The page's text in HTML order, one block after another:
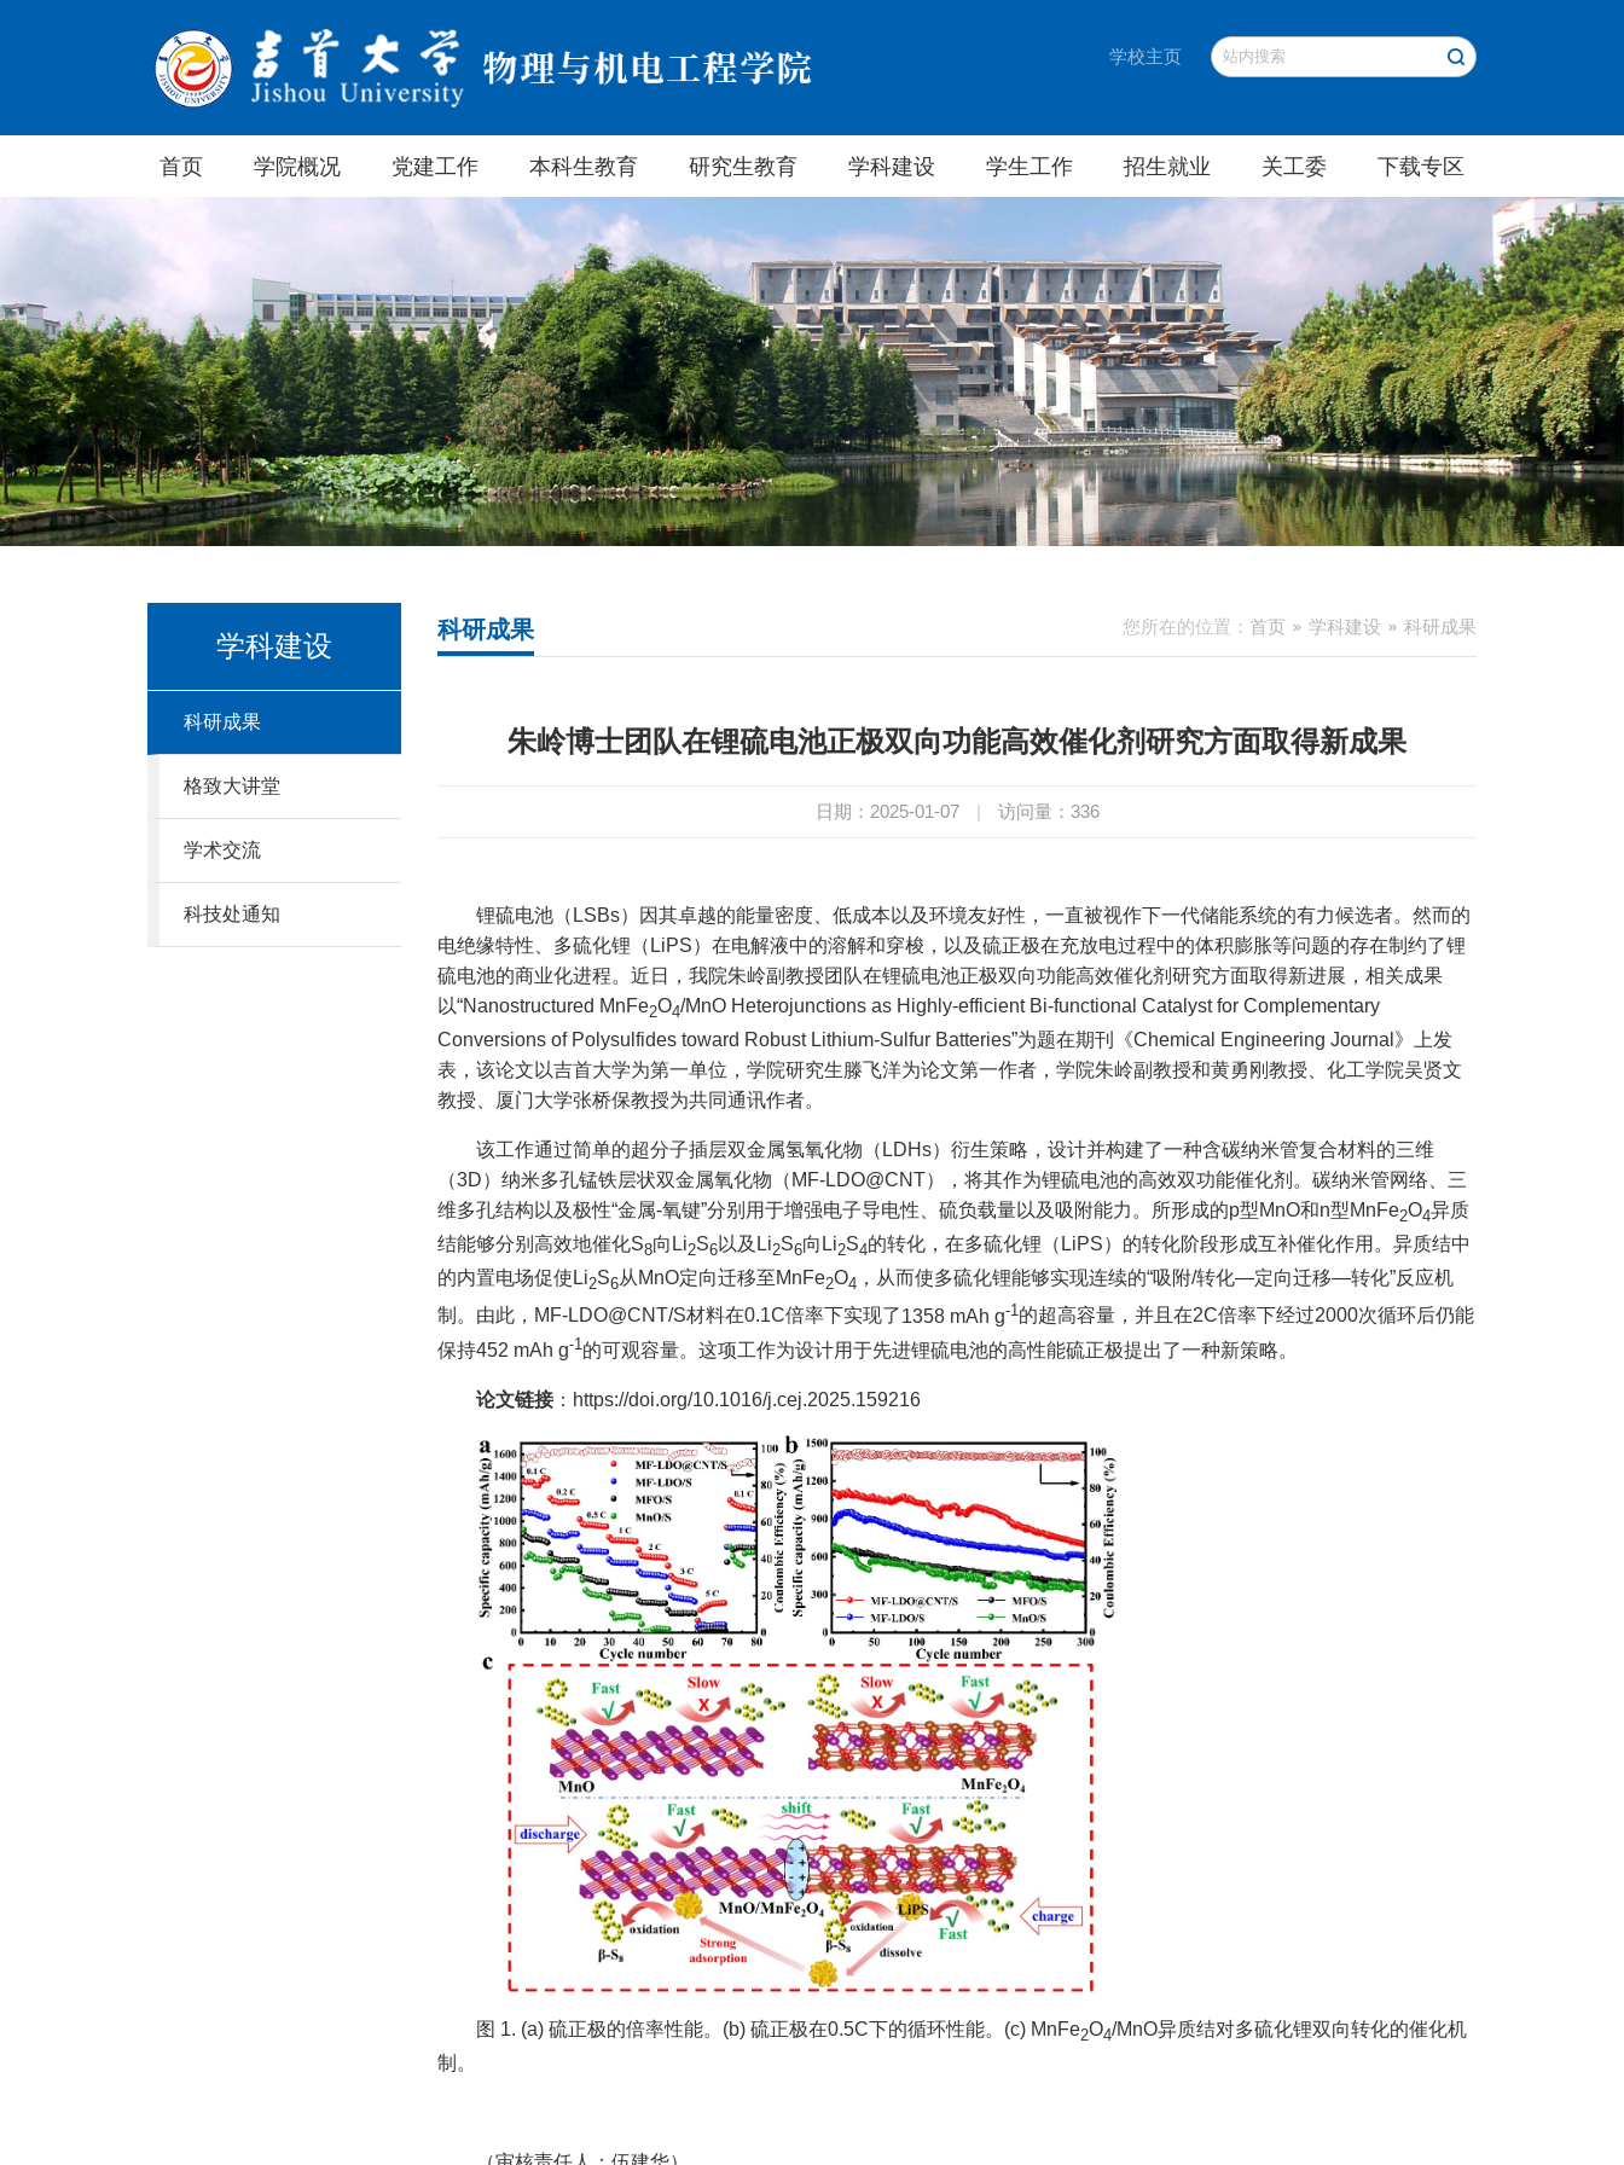
学校主页
首页 学院概况 党建工作 本科生教育 研究生教育 学科建设 学生工作 招生就业 关工委 下载专区
学科建设
科研成果
格致大讲堂
学术交流
科技处通知
您所在的位置： 首页 学科建设 科研成果
科研成果
朱岭博士团队在锂硫电池正极双向功能高效催化剂研究方面取得新成果
日期：2025-01-07 | 访问量： 336
锂硫电池（ LSBs）因其卓越的能量密度、低成本以及环境友好性，一直被视作下一代储能系统的有力候选者。然而的
电绝缘特性、多硫化锂（ LiPS）在电解液中的溶解和穿梭，以及硫正极在充放电过程中的体积膨胀等问题的存在制约了锂
硫电池的商业化进程。近日，我院朱岭副教授团队在锂硫电池正极双向功能高效催化剂研究方面取得新进展，相关成果
以“Nanostructured MnFe2O4/MnO Heterojunctions as Highly-efficient Bi-functional Catalyst for Complementary
Conversions of Polysulfides toward Robust Lithium-Sulfur Batteries”为题在期刊《Chemical Engineering Journal 》上发
表，该论文以吉首大学为第一单位，学院研究生滕飞洋为论文第一作者，学院朱岭副教授和黄勇刚教授、化工学院吴贤文
教授、厦门大学张桥保教授为共同通讯作者。
该工作通过简单的超分子插层双金属氢氧化物（ LDHs）衍生策略，设计并构建了一种含碳纳米管复合材料的三维
（3D）纳米多孔锰铁层状双金属氧化物（ MF-LDO@CNT），将其作为锂硫电池的高效双功能催化剂。碳纳米管网络、三
维多孔结构以及极性“金属-氧键”分别用于增强电子导电性、硫负载量以及吸附能力。所形成的p型MnO和n型MnFe2O4异质
结能够分别高效地催化S8向 Li2S6 以及 Li2S6向 Li2S4的转化，在多硫化锂（ LiPS）的转化阶段形成互补催化作用。异质结中
的内置电场促使 Li2S6从 MnO定向迁移至MnFe2O4 ，从而使多硫化锂能够实现连续的“吸附/转化—定向迁移—转化”反应机
制。由此， MF-LDO@CNT/S材料在0.1C倍率下实现了1358 mAh g-1 的超高容量，并且在2C倍率下经过2000次循环后仍能
保持452 mAh g-1 的可观容量。这项工作为设计用于先进锂硫电池的高性能硫正极提出了一种新策略。
论文链接： https://doi.org/10.1016/j.cej.2025.159216
图 1. (a) 硫正极的倍率性能。 (b) 硫正极在0.5C下的循环性能。 (c) MnFe2O4/MnO异质结对多硫化锂双向转化的催化机
制。